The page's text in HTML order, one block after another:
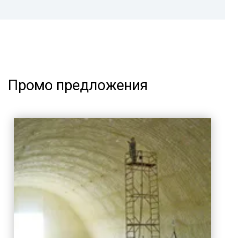
Промо предложения